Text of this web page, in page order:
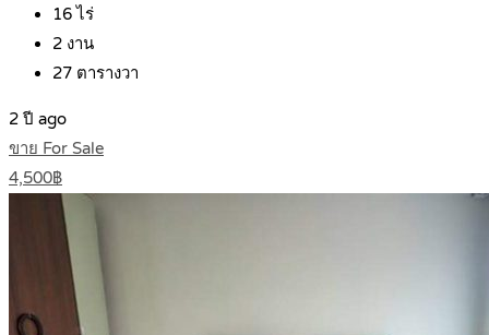
16ไร่
2 งาน
27 ตารางวา
2 ปี ago
ขาย For Sale
4,500฿